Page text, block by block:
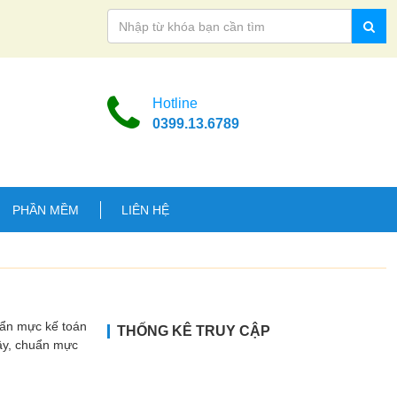
Hotline
0399.13.6789
PHẦN MỀM LIÊN HỆ
mực kế toán
chuẩn mực
THỐNG KÊ TRUY CẬP